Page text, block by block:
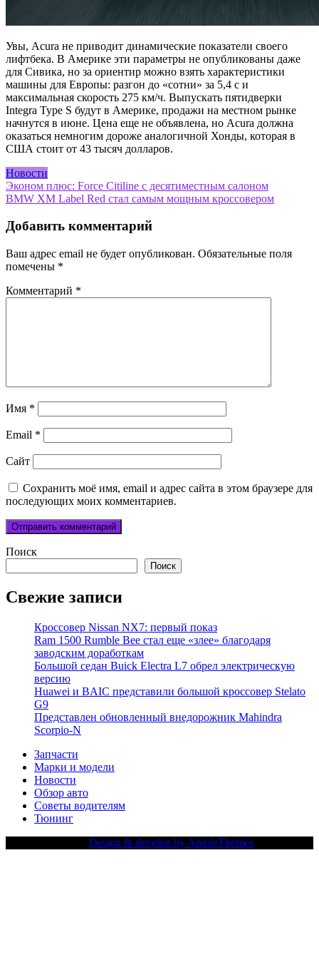
Увы, Acura не приводит динамические показатели своего
лифтбека. В Америке эти параметры не опубликованы даже
для Сивика, но за ориентир можно взять характеристики
машины для Европы: разгон до «сотни» за 5,4 с и
максимальная скорость 275 км/ч. Выпускать пятидверки
Integra Type S будут в Америке, продажи на местном рынке
начнутся в июне. Цена еще не объявлена, но Acura должна
оказаться немногим дороже аналогичной Хонды, которая в
США стоит от 43 тысяч долларов.
Новости
Навигация
по
записям
Эконом плюс: Force Citiline с десятиместным салоном
BMW XM Label Red стал самым мощным кроссовером
Добавить комментарий
Ваш адрес email не будет опубликован. Обязательные поля
помечены *
Комментарий *
Имя *
Email *
Сайт
Сохранить моё имя, email и адрес сайта в этом браузере для
последующих моих комментариев.
Поиск
Поиск
Свежие записи
Кроссовер Nissan NX7: первый показ
Ram 1500 Rumble Bee стал еще «злее» благодаря
заводским доработкам
Большой седан Buick Electra L7 обрел электрическую
версию
Huawei и BAIC представили большой кроссовер Stelato
G9
Представлен обновленный внедорожник Mahindra
Scorpio-N
Запчасти
Марки и модели
Новости
Обзор авто
Советы водителям
Тюнинг
Design & develop by AmpleThemes